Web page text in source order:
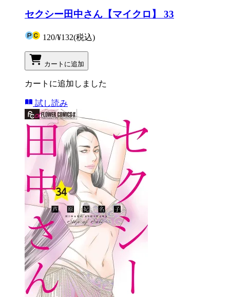
セクシー田中さん【マイクロ】 33
120/¥132(税込)
カートに追加
カートに追加しました
試し読み